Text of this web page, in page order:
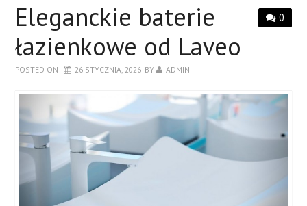
0
Eleganckie baterie
łazienkowe od Laveo
POSTED ON 26 STYCZNIA, 2026 BY ADMIN